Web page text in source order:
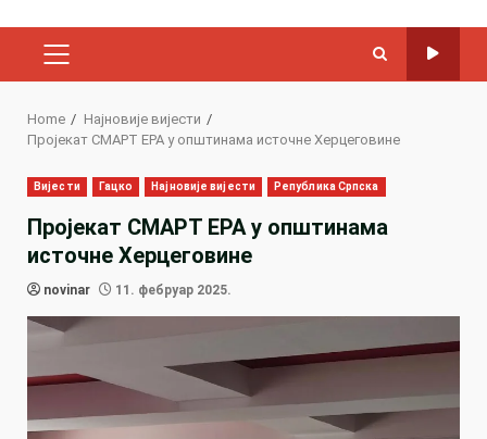
PRIMARY
Home
Најновије вијести
Пројекат СМАРТ ЕРА у општинама источне Херцеговине
Вијести Гацко Најновије вијести Република Српска
Пројекат СМАРТ ЕРА у општинама
источне Херцеговине
novinar 11. фебруар 2025.